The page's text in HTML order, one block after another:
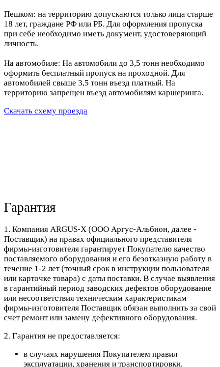
Пешком: на территорию допускаются только лица старше
18 лет, граждане РФ или РБ. Для оформления пропуска
при себе необходимо иметь документ, удостоверяющий
личность.
На автомобиле: На автомобили до 3,5 тонн необходимо
оформить бесплатный пропуск на проходной. Для
автомобилей свыше 3,5 тонн въезд платный. На
территорию запрещен въезд автомобилям каршеринга.
Скачать схему проезда
Гарантия
1. Компания ARGUS-X (ООО Аргус-Альбион, далее -
Поставщик) на правах официального представителя
фирмы-изготовителя гарантирует Покупателю качество
поставляемого оборудования и его безотказную работу в
течение 1-2 лет (точный срок в инструкции пользователя
или карточке товара) с даты поставки. В случае выявления
в гарантийный период заводских дефектов оборудование
или несоответствия техническим характеристикам
фирмы-изготовителя Поставщик обязан выполнить за свой
счет ремонт или замену дефективного оборудования.
2. Гарантия не предоставляется:
в случаях нарушения Покупателем правил
эксплуатации, хранения и транспортировки,